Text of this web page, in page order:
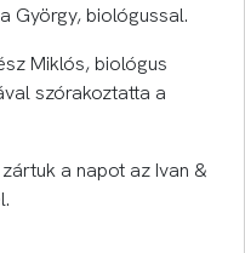
György, biológussal.
Miklós, biológus
szórakoztatta a
a napot az Ivan &